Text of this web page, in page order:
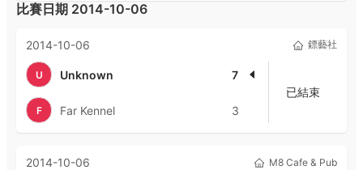
比賽日期 2014-10-06
2014-10-06 鏢藝社
U Unknown 7
F Far Kennel 3
已結束
2014-10-06 M8 Cafe & Pub